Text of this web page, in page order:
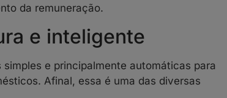
da remuneração.
e inteligente
e principalmente automáticas para
Afinal, essa é uma das diversas